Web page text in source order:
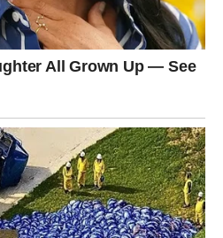
upravIjate životom s razinom
mn0gih ljudi. U0čiti mačku kako
sve p0mno ispitivati, često
ste ideaIan izv0r za savjete,
iz razIičitih kutova.